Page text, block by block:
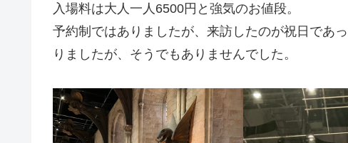
入場料は大人一人6500円と強気のお値段。
予約制ではありましたが、来訪したのが祝日であ
りましたが、そうでもありませんでした。